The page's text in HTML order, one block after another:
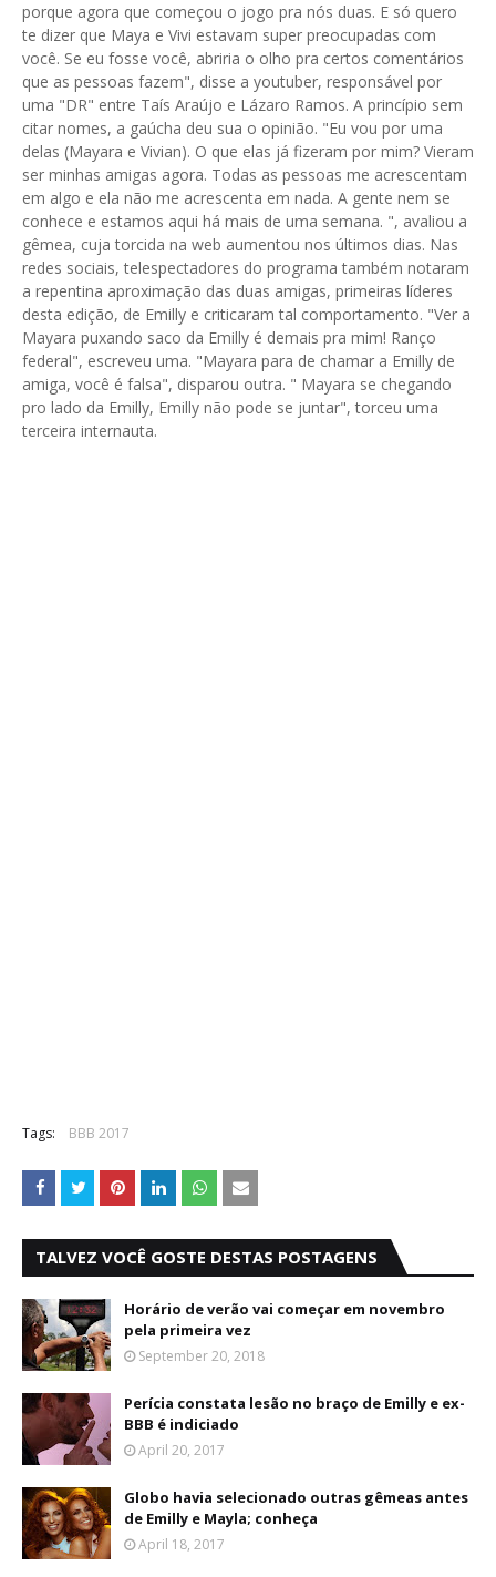
porque agora que começou o jogo pra nós duas. E só quero
te dizer que Maya e Vivi estavam super preocupadas com
você. Se eu fosse você, abriria o olho pra certos comentários
que as pessoas fazem", disse a youtuber, responsável por
uma "DR" entre Taís Araújo e Lázaro Ramos. A princípio sem
citar nomes, a gaúcha deu sua o opinião. "Eu vou por uma
delas (Mayara e Vivian). O que elas já fizeram por mim? Vieram
ser minhas amigas agora. Todas as pessoas me acrescentam
em algo e ela não me acrescenta em nada. A gente nem se
conhece e estamos aqui há mais de uma semana. ", avaliou a
gêmea, cuja torcida na web aumentou nos últimos dias. Nas
redes sociais, telespectadores do programa também notaram
a repentina aproximação das duas amigas, primeiras líderes
desta edição, de Emilly e criticaram tal comportamento. "Ver a
Mayara puxando saco da Emilly é demais pra mim! Ranço
federal", escreveu uma. "Mayara para de chamar a Emilly de
amiga, você é falsa", disparou outra. " Mayara se chegando
pro lado da Emilly, Emilly não pode se juntar", torceu uma
terceira internauta.
Tags: BBB 2017
TALVEZ VOCÊ GOSTE DESTAS POSTAGENS
Horário de verão vai começar em novembro
pela primeira vez
September 20, 2018
Perícia constata lesão no braço de Emilly e ex-
BBB é indiciado
April 20, 2017
Globo havia selecionado outras gêmeas antes
de Emilly e Mayla; conheça
April 18, 2017